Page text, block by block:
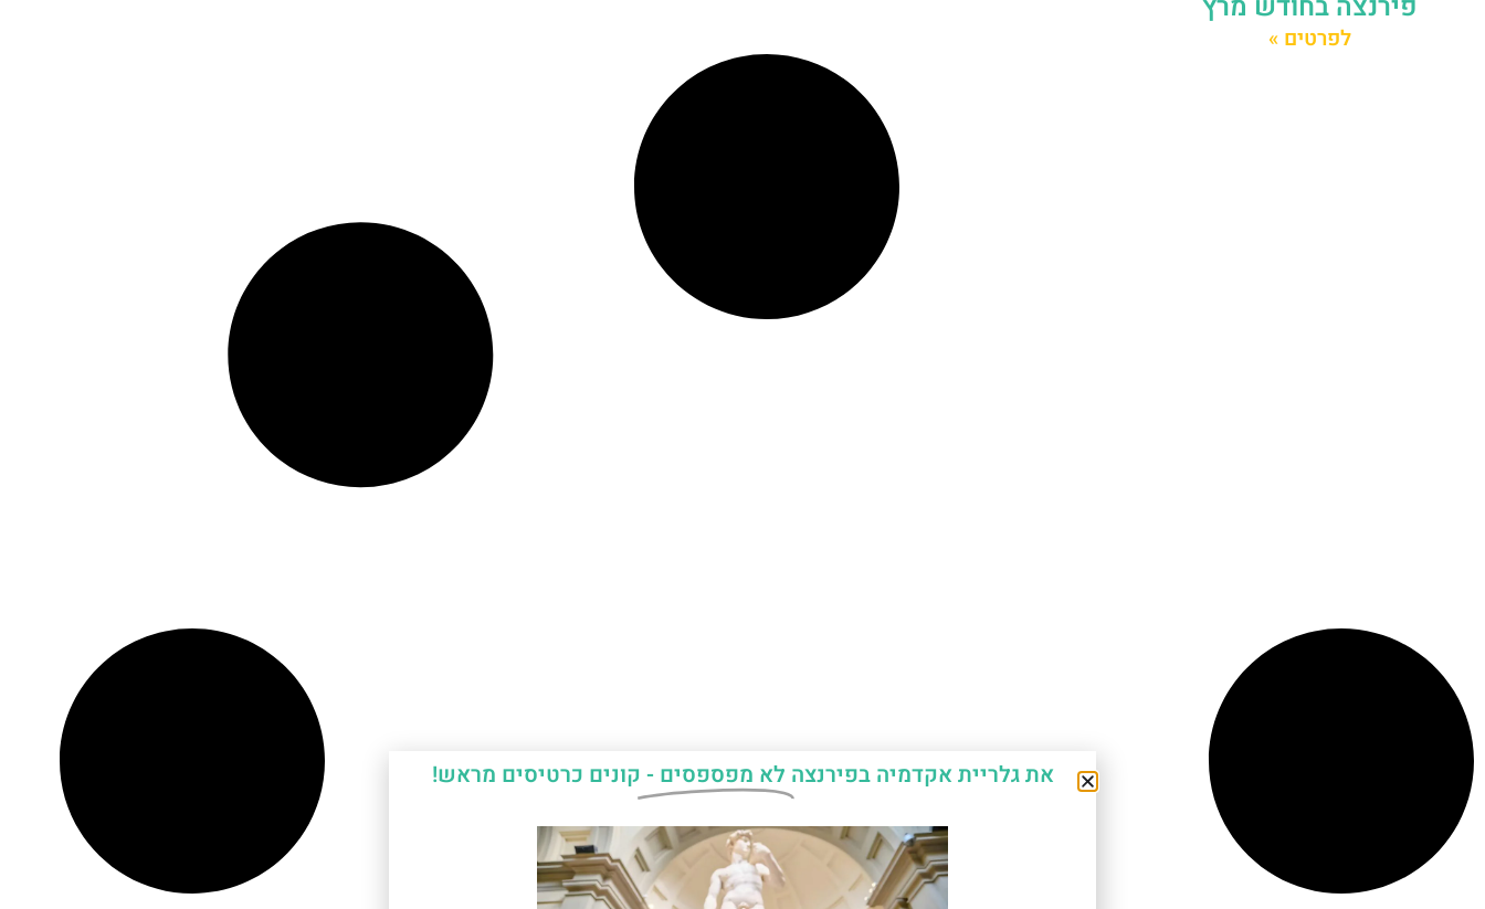
לפרטים »
את גלריית אקדמיה בפירנצה לא מפספסים - קונים כרטיסים מראש!